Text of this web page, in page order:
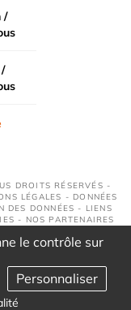
/
DROITS RÉSERVÉS -
LÉGALES - DONNÉES
DES DONNÉES - LIENS
- NOS PARTENAIRES
le contrôle sur
Personnaliser